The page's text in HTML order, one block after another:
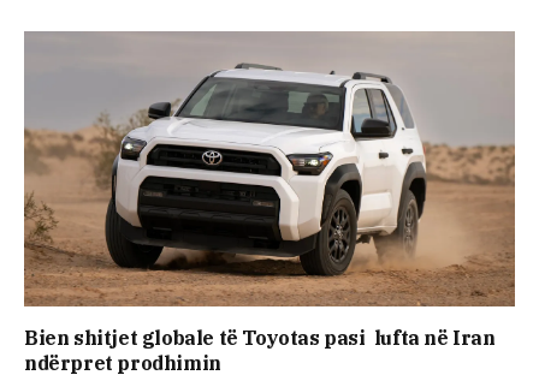
Bien shitjet globale të Toyotas pasi lufta në Iran
ndërpret prodhimin